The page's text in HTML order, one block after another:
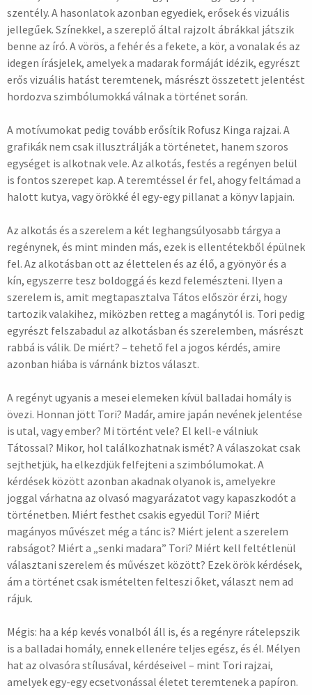
szentély. A hasonlatok azonban egyediek, erősek és vizuális
jellegűek. Színekkel, a szereplő által rajzolt ábrákkal játszik
benne az író. A vörös, a fehér és a fekete, a kör, a vonalak és az
idegen írásjelek, amelyek a madarak formáját idézik, egyrészt
erős vizuális hatást teremtenek, másrészt összetett jelentést
hordozva szimbólumokká válnak a történet során.
A motívumokat pedig tovább erősítik Rofusz Kinga rajzai. A
grafikák nem csak illusztrálják a történetet, hanem szoros
egységet is alkotnak vele. Az alkotás, festés a regényen belül
is fontos szerepet kap. A teremtéssel ér fel, ahogy feltámad a
halott kutya, vagy örökké él egy-egy pillanat a könyv lapjain.
Az alkotás és a szerelem a két leghangsúlyosabb tárgya a
regénynek, és mint minden más, ezek is ellentétekből épülnek
fel. Az alkotásban ott az élettelen és az élő, a gyönyör és a
kín, egyszerre tesz boldoggá és kezd felemészteni. Ilyen a
szerelem is, amit megtapasztalva Tátos először érzi, hogy
tartozik valakihez, miközben retteg a magánytól is. Tori pedig
egyrészt felszabadul az alkotásban és szerelemben, másrészt
rabbá is válik. De miért? – tehető fel a jogos kérdés, amire
azonban hiába is várnánk biztos választ.
A regényt ugyanis a mesei elemeken kívül balladai homály is
övezi. Honnan jött Tori? Madár, amire japán nevének jelentése
is utal, vagy ember? Mi történt vele? El kell-e válniuk
Tátossal? Mikor, hol találkozhatnak ismét? A válaszokat csak
sejthetjük, ha elkezdjük felfejteni a szimbólumokat. A
kérdések között azonban akadnak olyanok is, amelyekre
joggal várhatna az olvasó magyarázatot vagy kapaszkodót a
történetben. Miért festhet csakis egyedül Tori? Miért
magányos művészet még a tánc is? Miért jelent a szerelem
rabságot? Miért a „senki madara” Tori? Miért kell feltétlenül
választani szerelem és művészet között? Ezek örök kérdések,
ám a történet csak ismételten felteszi őket, választ nem ad
rájuk.
Mégis: ha a kép kevés vonalból áll is, és a regényre rátelepszik
is a balladai homály, ennek ellenére teljes egész, és él. Mélyen
hat az olvasóra stílusával, kérdéseivel – mint Tori rajzai,
amelyek egy-egy ecsetvonással életet teremtenek a papíron.